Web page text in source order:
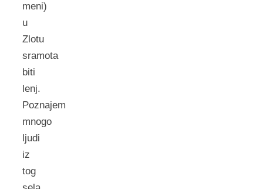
meni)
u
Zlotu
sramota
biti
lenj.
Poznajem
mnogo
ljudi
iz
tog